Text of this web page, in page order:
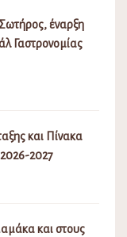
έναρξη
Γαστρονομίας
και Πίνακα
2027
και στους